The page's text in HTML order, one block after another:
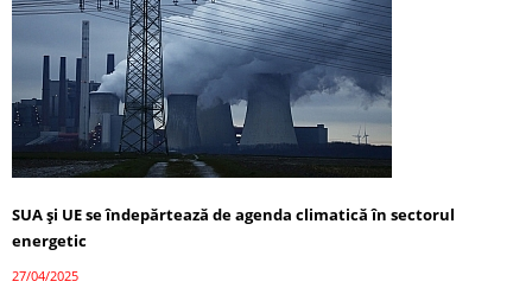
SUA și UE se îndepărtează de agenda climatică în sectorul
energetic
27/04/2025